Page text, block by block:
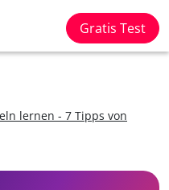
Gratis Test
lernen - 7 Tipps von